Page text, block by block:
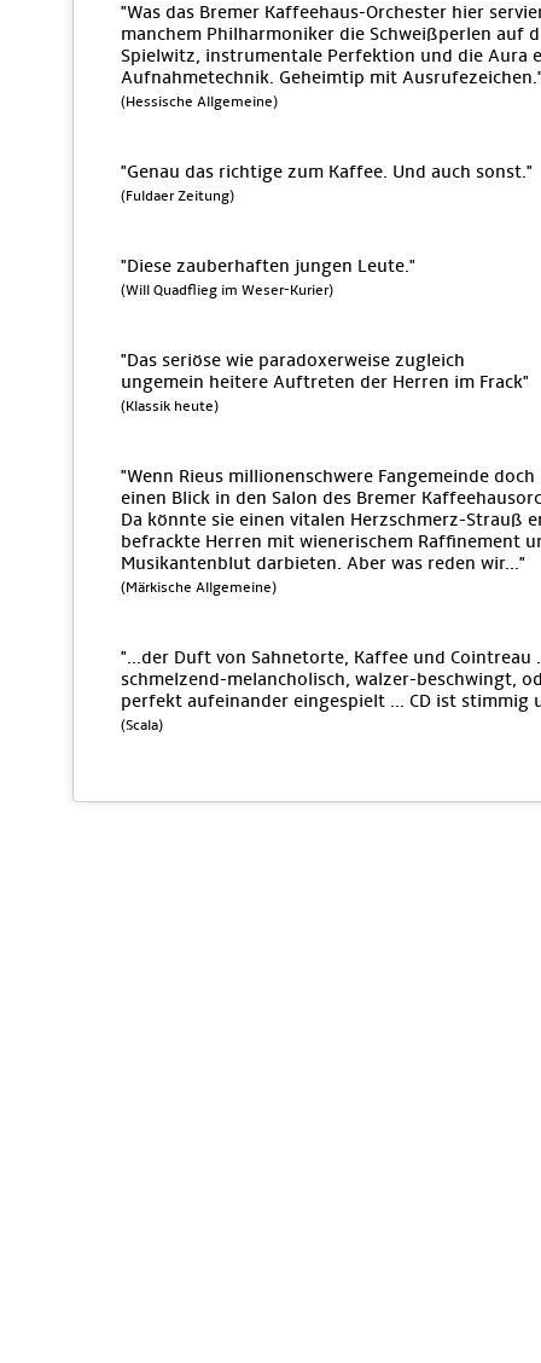
"Was das Bremer Kaffeehaus-Orchester hier
manchem Philharmoniker die Schweißperlen auf
Spielwitz, instrumentale Perfektion und die Aura
Aufnahmetechnik. Geheimtip mit
(Hessische Allgemeine)
"Genau das richtige zum Kaffee. Und auch sonst."
(Fuldaer Zeitung)
"Diese zauberhaften jungen Leute."
(Will Quadflieg im Weser-Kurier)
"Das seriöse wie paradoxerweise zugleich
ungemein heitere Auftreten der Herren im Frack"
(Klassik heute)
"Wenn Rieus millionenschwere Fangemeinde
einen Blick in den Salon des Bremer
Da könnte sie einen vitalen Herzschmerz-Strauß
befrackte Herren mit wienerischem Raffinement
Musikantenblut darbieten. Aber was reden wir..."
(Märkische Allgemeine)
"...der Duft von Sahnetorte, Kaffee und Cointreau
schmelzend-melancholisch, walzer-beschwingt,
perfekt aufeinander eingespielt ... CD ist stimmig
(Scala)